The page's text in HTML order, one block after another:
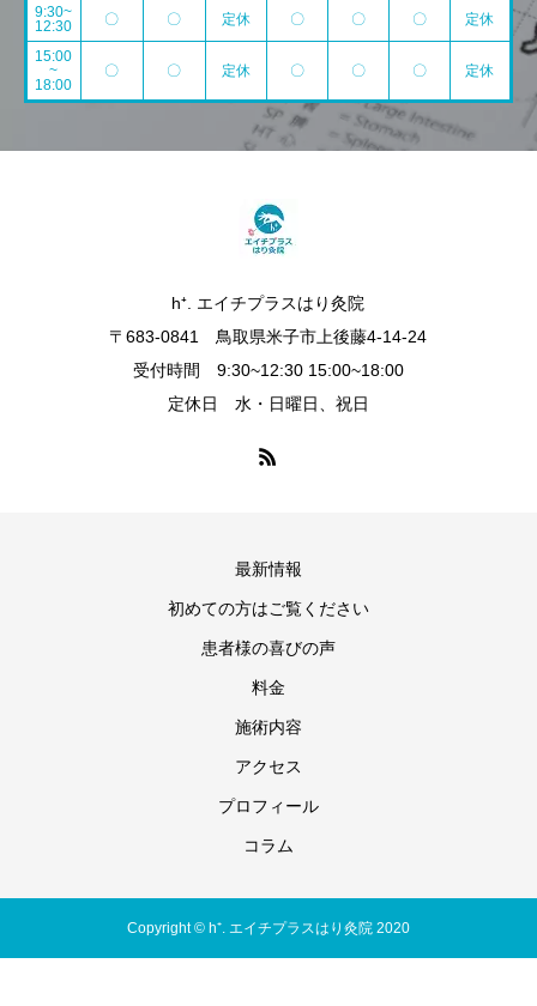
9:30~
12:30
〇 〇 定休 〇 〇 〇 定休
15:00
~
18:00
〇 〇 定休 〇 〇 〇 定休
h⁺. エイチプラスはり灸院
〒683-0841 鳥取県米子市上後藤4-14-24
受付時間 9:30~12:30 15:00~18:00
定休日 水・日曜日、祝日
最新情報
初めての方はご覧ください
患者様の喜びの声
料金
施術内容
アクセス
プロフィール
コラム
Copyright © h⁺. エイチプラスはり灸院 2020